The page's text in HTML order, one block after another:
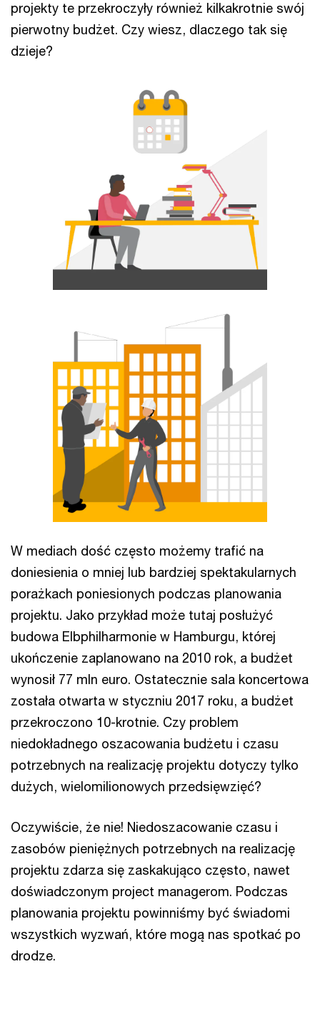
projekty te przekroczyły również kilkakrotnie swój
pierwotny budżet. Czy wiesz, dlaczego tak się
dzieje?
W mediach dość często możemy trafić na
doniesienia o mniej lub bardziej spektakularnych
porażkach poniesionych podczas planowania
projektu. Jako przykład może tutaj posłużyć
budowa Elbphilharmonie w Hamburgu, której
ukończenie zaplanowano na 2010 rok, a budżet
wynosił 77 mln euro. Ostatecznie sala koncertowa
została otwarta w styczniu 2017 roku, a budżet
przekroczono 10-krotnie. Czy problem
niedokładnego oszacowania budżetu i czasu
potrzebnych na realizację projektu dotyczy tylko
dużych, wielomilionowych przedsięwzięć?
Oczywiście, że nie! Niedoszacowanie czasu i
zasobów pieniężnych potrzebnych na realizację
projektu zdarza się zaskakująco często, nawet
doświadczonym project managerom. Podczas
planowania projektu powinniśmy być świadomi
wszystkich wyzwań, które mogą nas spotkać po
drodze.